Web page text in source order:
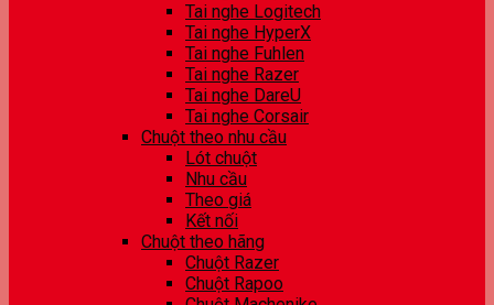
Tai nghe Logitech
Tai nghe HyperX
Tai nghe Fuhlen
Tai nghe Razer
Tai nghe DareU
Tai nghe Corsair
Chuột theo nhu cầu
Lót chuột
Nhu cầu
Theo giá
Kết nối
Chuột theo hãng
Chuột Razer
Chuột Rapoo